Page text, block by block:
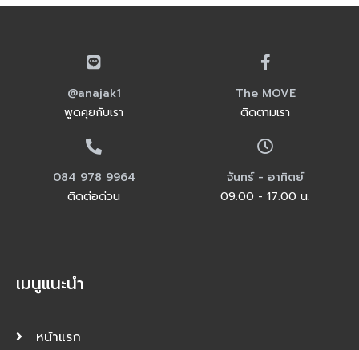
@anajak1
พูดคุยกับเรา
The MOVE
ติดตามเรา
084 978 9964
ติดต่อด่วน
จันทร์ - อาทิตย์
09.00 - 17.00 น.
เมนูแนะนำ
หน้าแรก